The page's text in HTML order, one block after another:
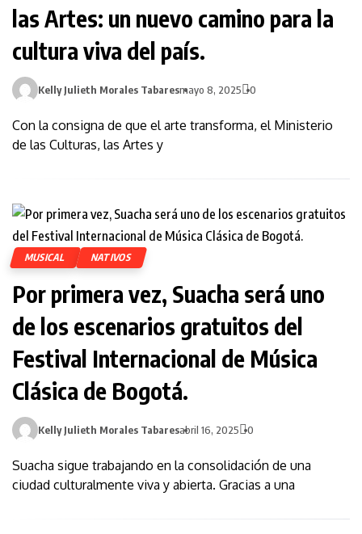
las Artes: un nuevo camino para la
cultura viva del país.
Kelly Julieth Morales Tabaresmayo 8, 2025 0
Con la consigna de que el arte transforma, el Ministerio
de las Culturas, las Artes y
MUSICAL NATIVOS
Por primera vez, Suacha será uno
de los escenarios gratuitos del
Festival Internacional de Música
Clásica de Bogotá.
Kelly Julieth Morales Tabaresabril 16, 2025 0
Suacha sigue trabajando en la consolidación de una
ciudad culturalmente viva y abierta. Gracias a una